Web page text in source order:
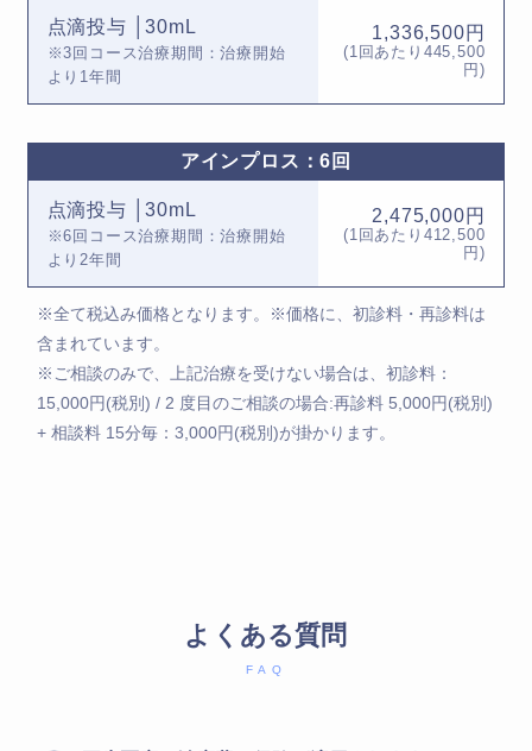
点滴投与 │30mL
※3回コース治療期間：治療開始
より1年間
1,336,500円
(1回あたり445,500
円)
アインプロス：6回
点滴投与 │30mL
※6回コース治療期間：治療開始
より2年間
2,475,000円
(1回あたり412,500
円)
※全て税込み価格となります。※価格に、初診料・再診料は
含まれています。
※ご相談のみで、上記治療を受けない場合は、初診料：
15,000円(税別) / 2 度目のご相談の場合:再診料 5,000円(税別)
+ 相談料 15分毎：3,000円(税別)が掛かります。
よくある質問
FAQ